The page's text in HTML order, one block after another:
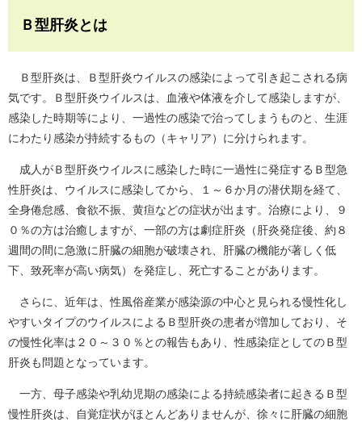
Ｂ型肝炎とは
Ｂ型肝炎は、Ｂ型肝炎ウイルスの感染によって引き起こされる病
気です。Ｂ型肝炎ウイルスは、血液や体液を介して感染しますが、
感染した時期等により、一過性の感染で治ってしまうものと、生涯
にわたり感染が持続するもの（キャリア）に分けられます。
成人がＢ型肝炎ウイルスに感染した時に一過性に発症するＢ型急
性肝炎は、ウイルスに感染してから、１～６か月の潜伏期を経て、
全身倦怠感、食欲不振、黄疸などの症状が出ます。治療により、９
０％の方は治癒しますが、一部の方は劇症肝炎（肝炎発症後、約８
週間の間に急激に肝臓の細胞が破壊され、肝臓の機能が著しく低
下、致死率が高い病気）を発症し、死亡することがあります。
さらに、近年は、性風俗産業が感染源の中心と見られる慢性化し
やすいタイプのウイルスによるＢ型肝炎の患者が増加しており、そ
の慢性化率は２０～３０％との報告もあり、性感染症としてのＢ型
肝炎も問題となっています。
一方、母子感染や乳幼児期の感染による持続感染者に起きるＢ型
慢性肝炎は、自覚症状がほとんどありませんが、徐々に肝臓の細胞